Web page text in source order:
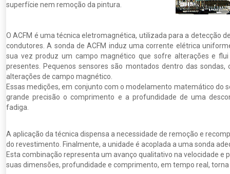
superfície nem remoção da pintura.
O ACFM é uma técnica eletromagnética, utilizada para a detecção
condutores. A sonda de ACFM induz uma corrente elétrica
sua vez produz um campo magnético que sofre alterações e
presentes. Pequenos sensores são montados dentro das
alterações de campo magnético.
Essas medições, em conjunto com o modelamento matemático do
grande precisão o comprimento e a profundidade de uma
fadiga.
A aplicação da técnica dispensa a necessidade de remoção e
do revestimento. Finalmente, a unidade é acoplada a uma sonda
Esta combinação representa um avanço qualitativo na velocidade e
suas dimensões, profundidade e comprimento, em tempo real,